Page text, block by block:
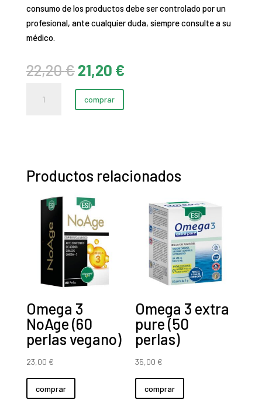
consumo de los productos debe ser controlado por un
profesional, ante cualquier duda, siempre consulte a su
médico.
22,20€ El
precio
original
era:
21,20 €El
es:
comprar
Productos relacionados
Omega 3
NoAge (60
perlas vegano)
23,00 €
comprar
Omega 3 extra
pure (50
perlas)
35,00 €
comprar